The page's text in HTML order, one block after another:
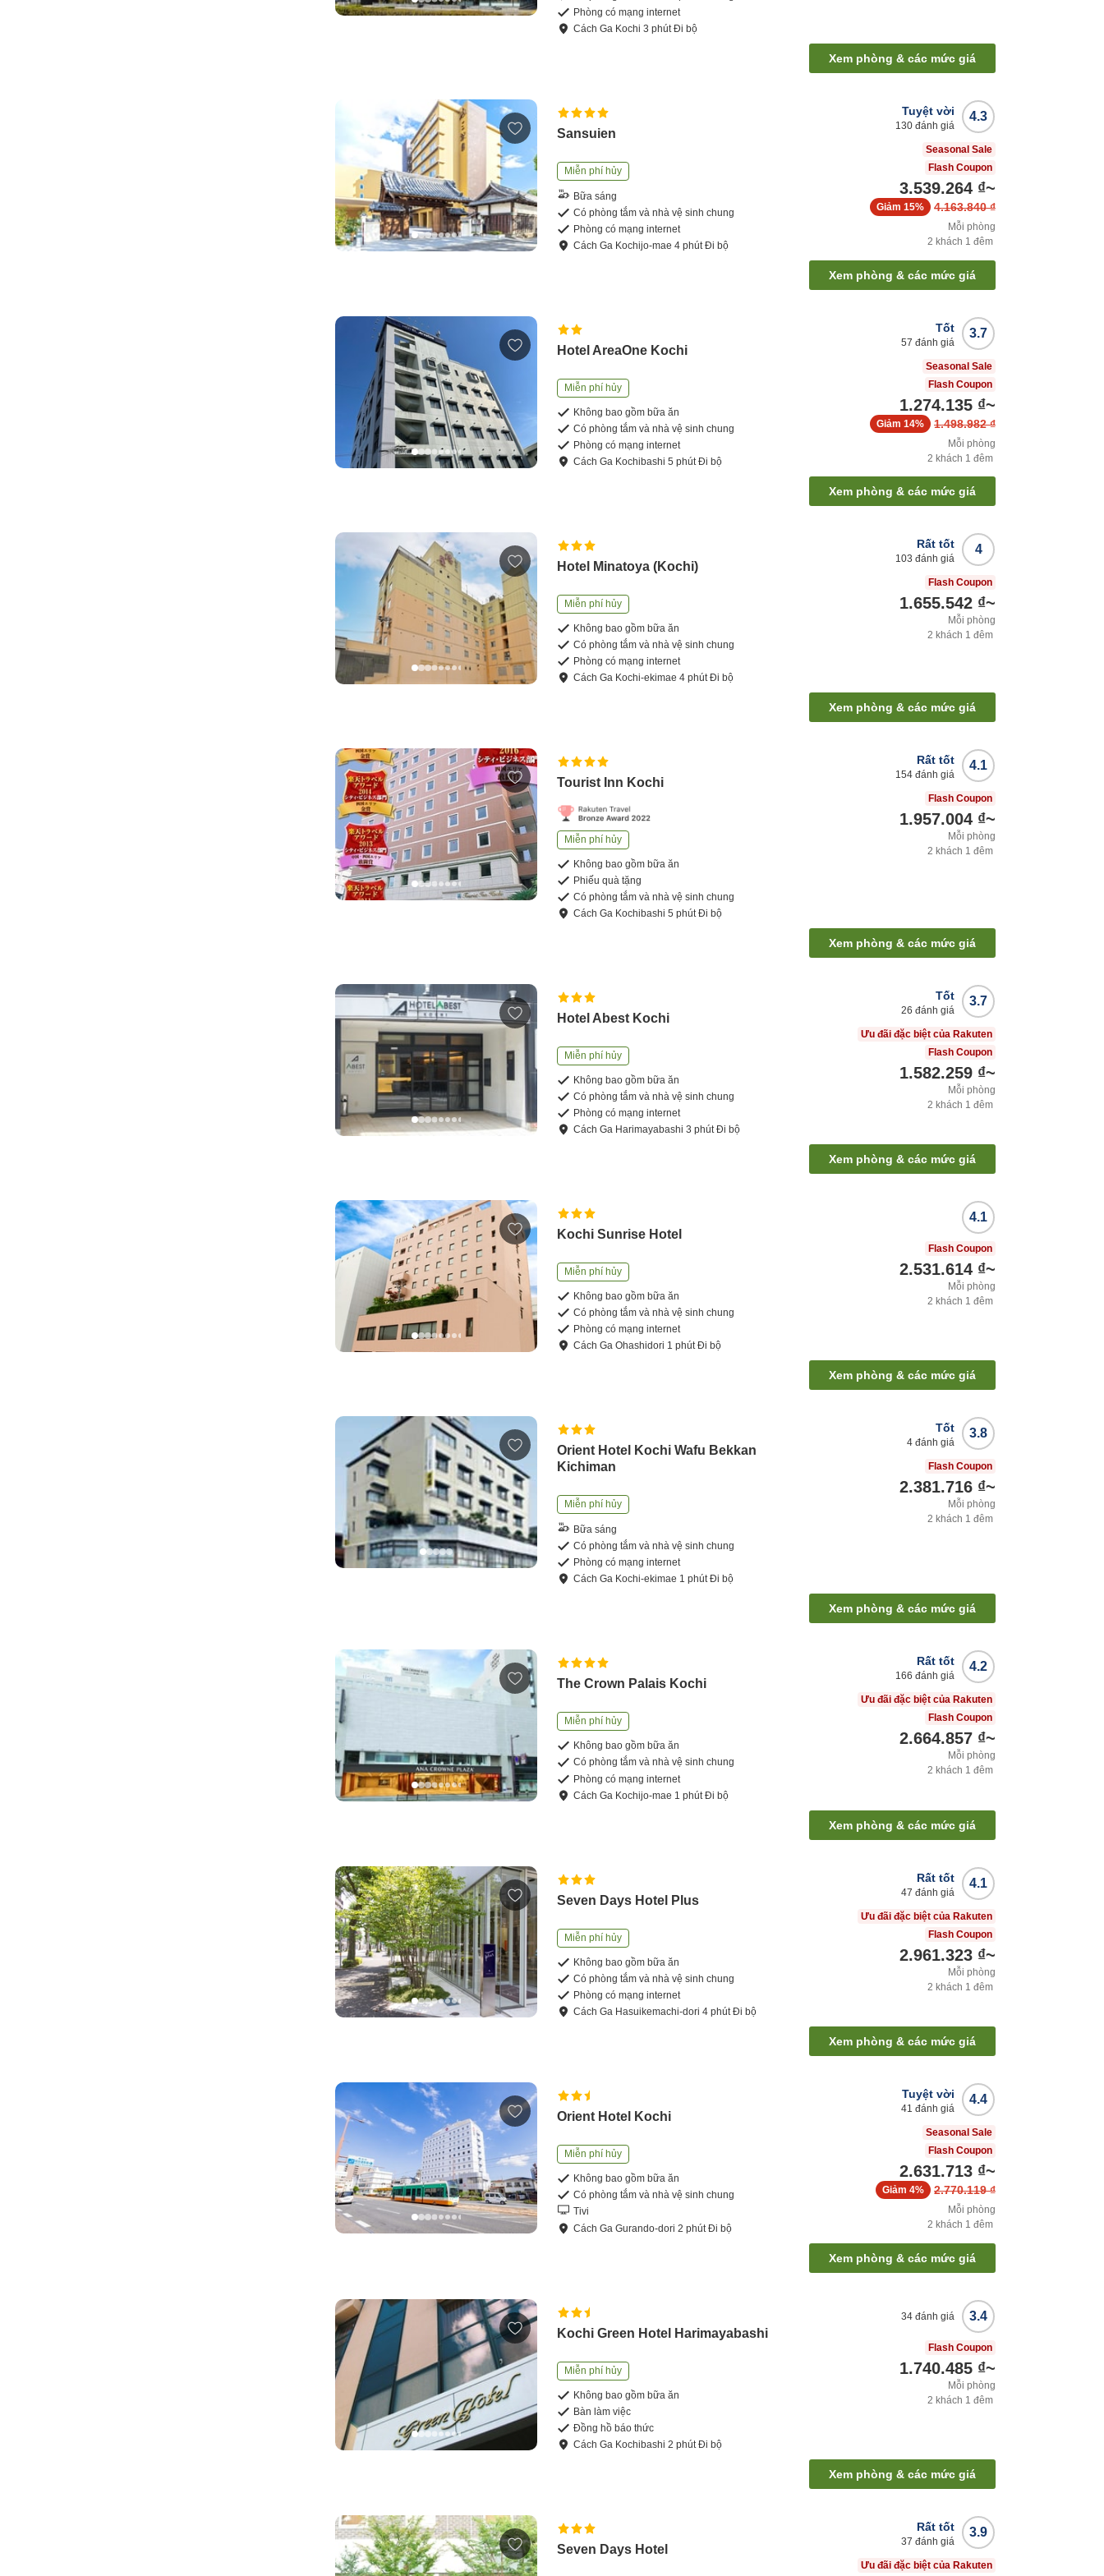
Phòng có mạng internet
CáchGa Kochi 3 phútĐi bộ
Xem phòng & các mức giá
Sansuien
Miễn phí hủy
Bữa sáng
Có phòng tắm và nhà vệ sinh chung
Phòng có mạng internet
CáchGa Kochijo-mae 4 phútĐi bộ
4.3
Tuyệt vời
130 đánh giá
Seasonal Sale
Flash Coupon
3.539.264 ₫~
4.163.840 ₫
Giảm 15%
Mỗi phòng
2 khách 1 đêm
Xem phòng & các mức giá
Hotel AreaOne Kochi
Miễn phí hủy
Không bao gồm bữa ăn
Có phòng tắm và nhà vệ sinh chung
Phòng có mạng internet
CáchGa Kochibashi 5 phútĐi bộ
3.7
Tốt
57 đánh giá
Seasonal Sale
Flash Coupon
1.274.135 ₫~
1.498.982 ₫
Giảm 14%
Mỗi phòng
2 khách 1 đêm
Xem phòng & các mức giá
Hotel Minatoya (Kochi)
Miễn phí hủy
Không bao gồm bữa ăn
Có phòng tắm và nhà vệ sinh chung
Phòng có mạng internet
CáchGa Kochi-ekimae 4 phútĐi bộ
4
Rất tốt
103 đánh giá
Flash Coupon
1.655.542 ₫~
Mỗi phòng
2 khách 1 đêm
Xem phòng & các mức giá
Tourist Inn Kochi
Miễn phí hủy
Không bao gồm bữa ăn
Phiếu quà tặng
Có phòng tắm và nhà vệ sinh chung
CáchGa Kochibashi 5 phútĐi bộ
4.1
Rất tốt
154 đánh giá
Flash Coupon
1.957.004 ₫~
Mỗi phòng
2 khách 1 đêm
Xem phòng & các mức giá
Hotel Abest Kochi
Miễn phí hủy
Không bao gồm bữa ăn
Có phòng tắm và nhà vệ sinh chung
Phòng có mạng internet
CáchGa Harimayabashi3 phútĐi bộ
3.7
Tốt
26 đánh giá
Ưu đãi đặc biệt của Rakuten
Flash Coupon
1.582.259 ₫~
Mỗi phòng
2 khách 1 đêm
Xem phòng & các mức giá
Kochi Sunrise Hotel
Miễn phí hủy
Không bao gồm bữa ăn
Có phòng tắm và nhà vệ sinh chung
Phòng có mạng internet
CáchGa Ohashidori 1 phútĐi bộ
4.1
Flash Coupon
2.531.614 ₫~
Mỗi phòng
2 khách 1 đêm
Xem phòng & các mức giá
Orient Hotel Kochi Wafu Bekkan
Kichiman
Miễn phí hủy
Bữa sáng
Có phòng tắm và nhà vệ sinh chung
Phòng có mạng internet
CáchGa Kochi-ekimae 1 phútĐi bộ
3.8
Tốt
4 đánh giá
Flash Coupon
2.381.716 ₫~
Mỗi phòng
2 khách 1 đêm
Xem phòng & các mức giá
The Crown Palais Kochi
Miễn phí hủy
Không bao gồm bữa ăn
Có phòng tắm và nhà vệ sinh chung
Phòng có mạng internet
CáchGa Kochijo-mae 1 phútĐi bộ
4.2
Rất tốt
166 đánh giá
Ưu đãi đặc biệt của Rakuten
Flash Coupon
2.664.857 ₫~
Mỗi phòng
2 khách 1 đêm
Xem phòng & các mức giá
Seven Days Hotel Plus
Miễn phí hủy
Không bao gồm bữa ăn
Có phòng tắm và nhà vệ sinh chung
Phòng có mạng internet
CáchGa Hasuikemachi-dori 4 phútĐi bộ
4.1
Rất tốt
47 đánh giá
Ưu đãi đặc biệt của Rakuten
Flash Coupon
2.961.323 ₫~
Mỗi phòng
2 khách 1 đêm
Xem phòng & các mức giá
Orient Hotel Kochi
Miễn phí hủy
Không bao gồm bữa ăn
Có phòng tắm và nhà vệ sinh chung
Tivi
CáchGa Gurando-dori 2 phútĐi bộ
4.4
Tuyệt vời
41 đánh giá
Seasonal Sale
Flash Coupon
2.631.713 ₫~
2.770.119 ₫
Giảm 4%
Mỗi phòng
2 khách 1 đêm
Xem phòng & các mức giá
Kochi Green Hotel Harimayabashi
Miễn phí hủy
Không bao gồm bữa ăn
Bàn làm việc
Đồng hồ báo thức
CáchGa Kochibashi 2 phútĐi bộ
3.4
34 đánh giá
Flash Coupon
1.740.485 ₫~
Mỗi phòng
2 khách 1 đêm
Xem phòng & các mức giá
Seven Days Hotel
3.9
Rất tốt
37 đánh giá
Ưu đãi đặc biệt của Rakuten